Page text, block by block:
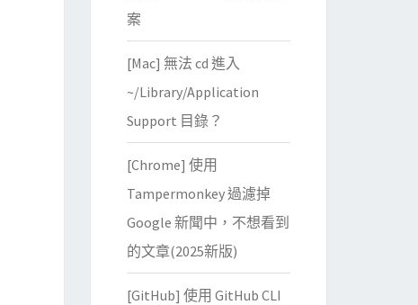
案
[Mac] 無法 cd 進入
~/Library/Application
Support 目錄？
[Chrome] 使用
Tampermonkey 過濾掉
Google 新聞中，不想看到
的文章(2025新版)
[GitHub] 使用 GitHub CLI